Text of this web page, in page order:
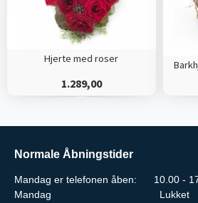
Hjerte med roser
1.289,00
Normale Åbningstider
Mandag er telefonen åben: 10.00 -
Mandag
Lukket